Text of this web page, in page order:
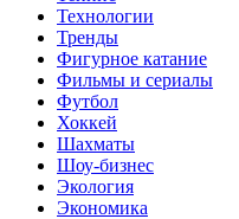
Технологии
Тренды
Фигурное катание
Фильмы и сериалы
Футбол
Хоккей
Шахматы
Шоу-бизнес
Экология
Экономика